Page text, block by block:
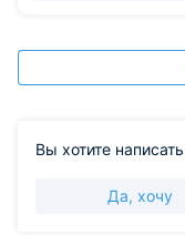
Вы хотите
Да, хочу